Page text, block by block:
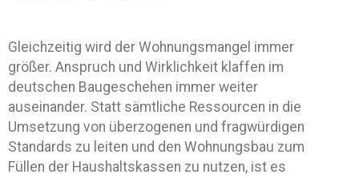
Gleichzeitig wird der Wohnungsmangel immer
größer. Anspruch und Wirklichkeit klaffen im
deutschen Baugeschehen immer weiter
auseinander. Statt sämtliche Ressourcen in die
Umsetzung von überzogenen und fragwürdigen
Standards zu leiten und den Wohnungsbau zum
Füllen der Haushaltskassen zu nutzen, ist es